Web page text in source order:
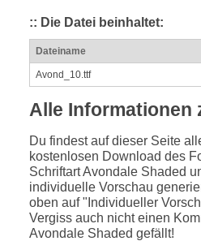
:: Die Datei beinhaltet:
Dateiname
Avond_10.ttf
Alle Informationen
Du findest auf dieser Seite
kostenlosen Download des
Schriftart Avondale Shaded
individuelle Vorschau
oben auf "Individueller
Vergiss auch nicht einen
Avondale Shaded gefällt!